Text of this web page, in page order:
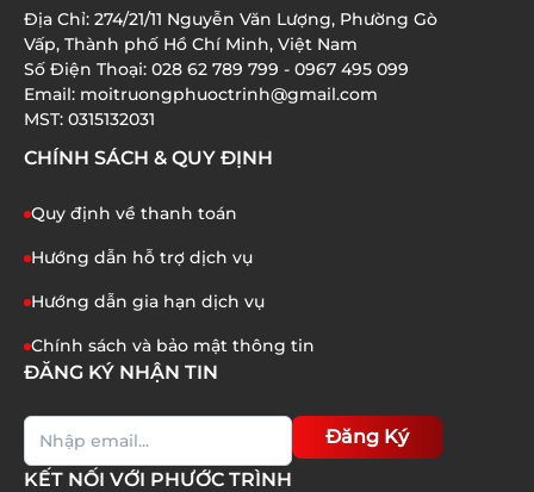
XỬ LÝ AMONI TRONG NƯỚC THẢI: 8 BƯỚC QUAN
TRỌNG BẠN CẦN BIẾT
01/07/2026
Địa Chỉ: 274/21/11 Nguyễn Văn Lượng, Phường Gò
Vấp, Thành phố Hồ Chí Minh, Việt Nam
Số Điện Thoại: 028 62 789 799 - 0967 495 099
Email: moitruongphuoctrinh@gmail.com
MST: 0315132031
CHÍNH SÁCH & QUY ĐỊNH
Quy định về thanh toán
Hướng dẫn hỗ trợ dịch vụ
Hướng dẫn gia hạn dịch vụ
Chính sách và bảo mật thông tin
ĐĂNG KÝ NHẬN TIN
Đăng Ký
KẾT NỐI VỚI PHƯỚC TRÌNH